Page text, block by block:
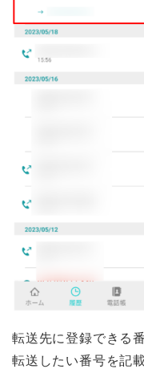
転送先に登録できる
転送したい番号を記